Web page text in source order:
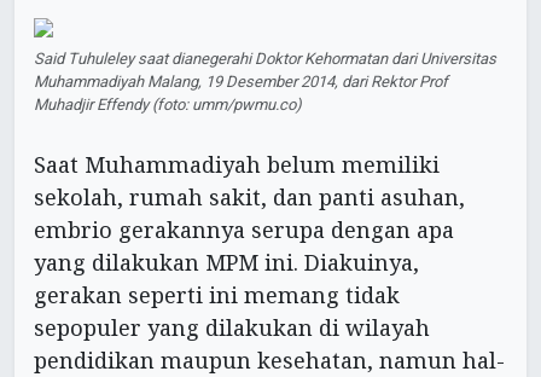
Said Tuhuleley saat dianegerahi Doktor Kehormatan dari Universitas
Muhammadiyah Malang, 19 Desember 2014, dari Rektor Prof
Muhadjir Effendy (foto: umm/pwmu.co)
Saat Muhammadiyah belum memiliki
sekolah, rumah sakit, dan panti asuhan,
embrio gerakannya serupa dengan apa
yang dilakukan MPM ini. Diakuinya,
gerakan seperti ini memang tidak
sepopuler yang dilakukan di wilayah
pendidikan maupun kesehatan, namun hal-